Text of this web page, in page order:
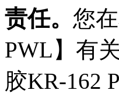
责任。 您
PWL】有
胶KR-162